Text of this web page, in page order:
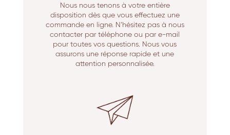
Nous nous tenons à votre entière
disposition dès que vous effectuez une
commande en ligne. N’hésitez pas à nous
contacter par téléphone ou par e-mail
pour toutes vos questions. Nous vous
assurons une réponse rapide et une
attention personnalisée.